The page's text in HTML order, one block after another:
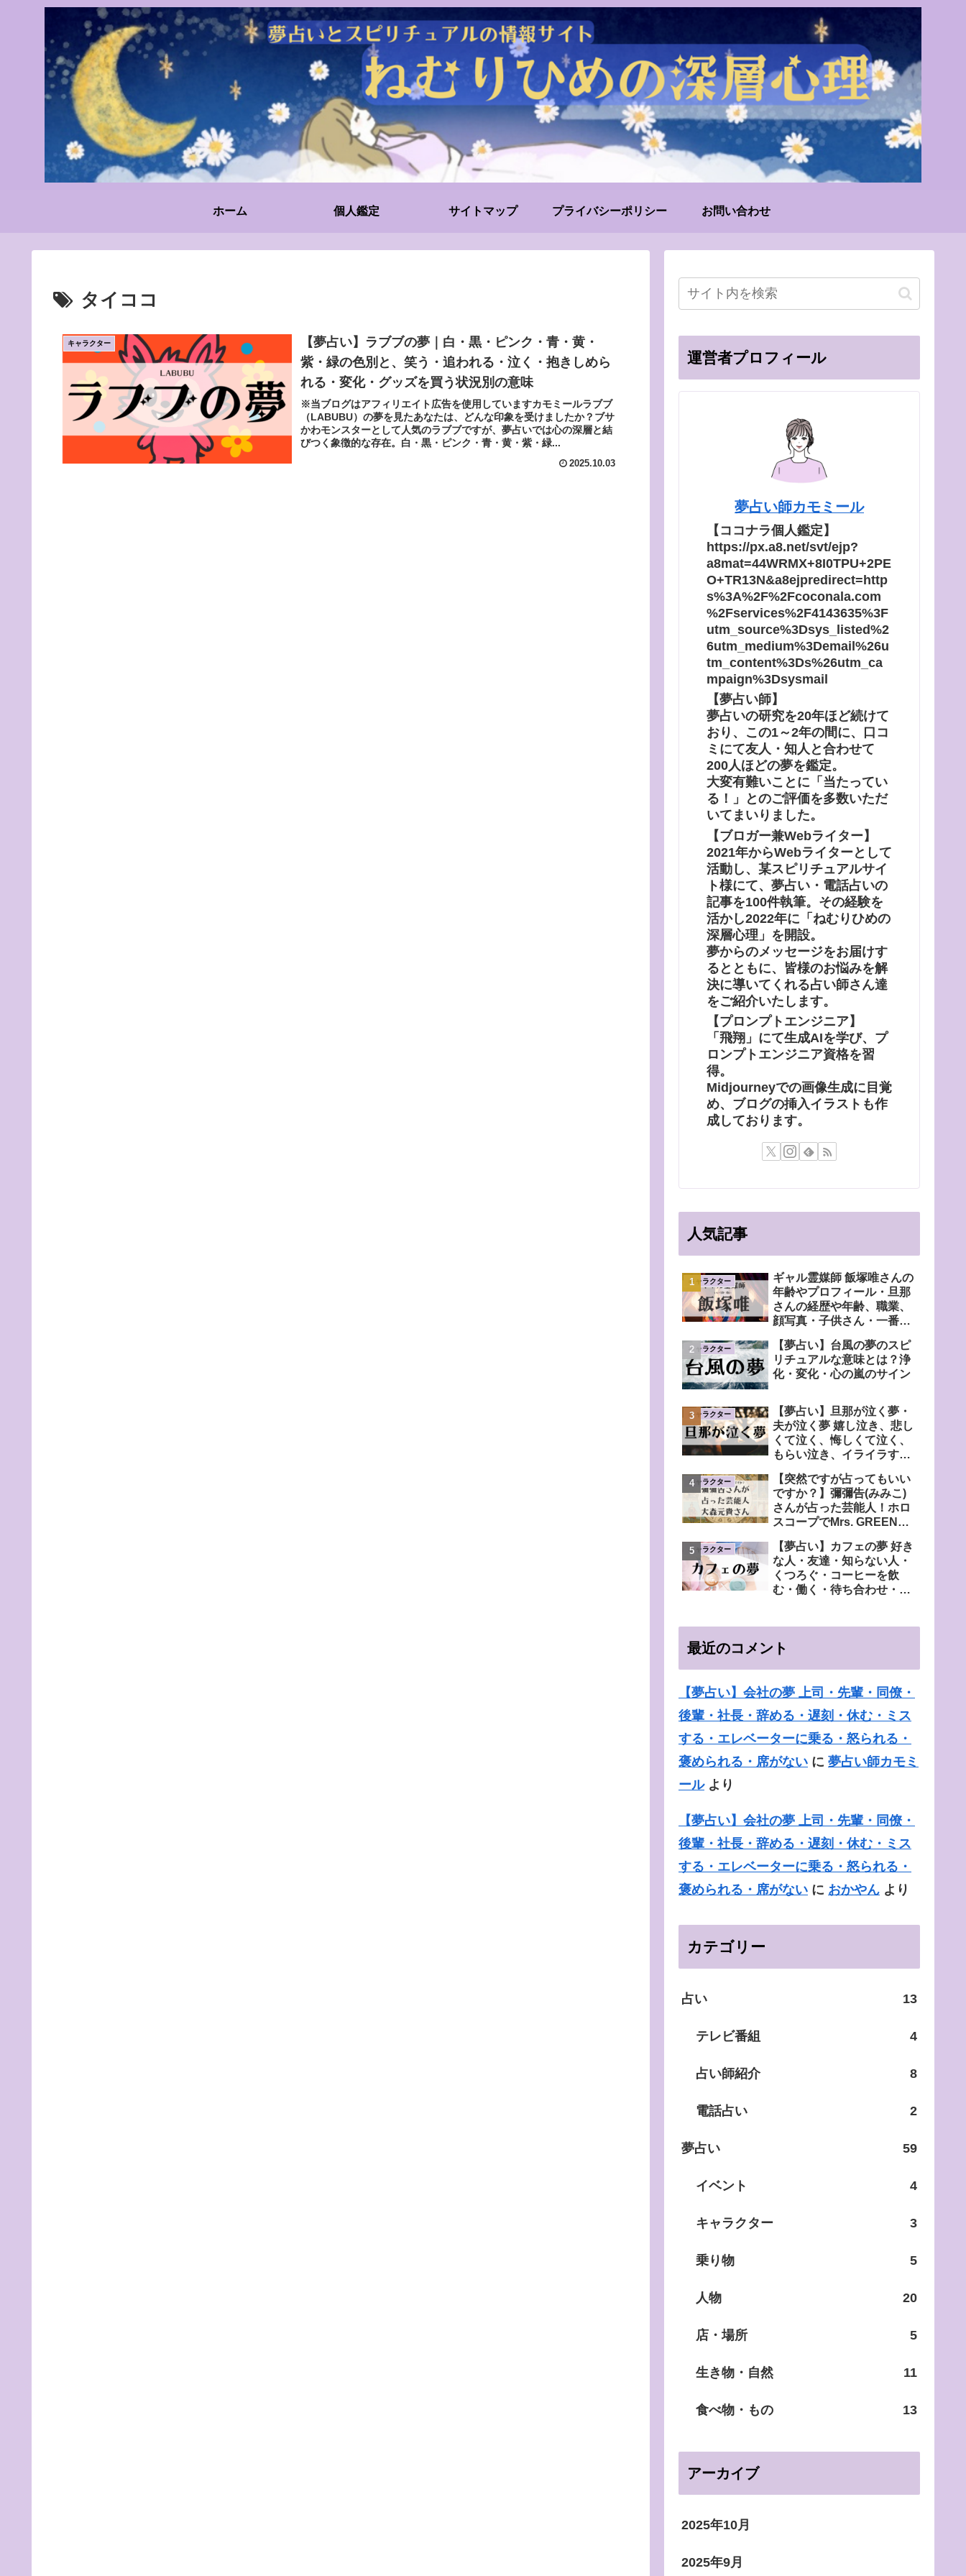
ホーム 個人鑑定 サイトマップ プライバシーポリシー お問い合わせ
タイココ
キャラクター
【夢占い】ラブブの夢｜白・黒・ピンク・青・黄・
紫・緑の色別と、笑う・追われる・泣く・抱きしめら
れる・変化・グッズを買う状況別の意味
※当ブログはアフィリエイト広告を使用していますカモミールラブブ
（LABUBU）の夢を見たあなたは、どんな印象を受けましたか？ブサ
かわモンスターとして人気のラブブですが、夢占いでは心の深層と結
びつく象徴的な存在。白・黒・ピンク・青・黄・紫・緑...
2025.10.03
運営者プロフィール
夢占い師カモミール
【ココナラ個人鑑定】
https://px.a8.net/svt/ejp?
a8mat=44WRMX+8I0TPU+2PE
O+TR13N&a8ejpredirect=http
s%3A%2F%2Fcoconala.com
%2Fservices%2F4143635%3F
utm_source%3Dsys_listed%2
6utm_medium%3Demail%26u
tm_content%3Ds%26utm_ca
mpaign%3Dsysmail
【夢占い師】
夢占いの研究を20年ほど続けて
おり、この1～2年の間に、口コ
ミにて友人・知人と合わせて
200人ほどの夢を鑑定。
大変有難いことに「当たってい
る！」とのご評価を多数いただ
いてまいりました。
【ブロガー兼Webライター】
2021年からWebライターとして
活動し、某スピリチュアルサイ
ト様にて、夢占い・電話占いの
記事を100件執筆。その経験を
活かし2022年に「ねむりひめの
深層心理」を開設。
夢からのメッセージをお届けす
るとともに、皆様のお悩みを解
決に導いてくれる占い師さん達
をご紹介いたします。
【プロンプトエンジニア】
「飛翔」にて生成AIを学び、プ
ロンプトエンジニア資格を習
得。
Midjourneyでの画像生成に目覚
め、ブログの挿入イラストも作
成しております。
人気記事
キャラクター
ギャル霊媒師 飯塚唯さんの
年齢やプロフィール・旦那
さんの経歴や年齢、職業、
顔写真・子供さん・一番弟
査！
キャラクター
【夢占い】台風の夢のスピ
リチュアルな意味とは？浄
化・変化・心の嵐のサイン
キャラクター
【夢占い】旦那が泣く夢・
夫が泣く夢 嬉し泣き、悲し
くて泣く、悔しくて泣く、
もらい泣き、イライラす
など
キャラクター
【突然ですが占ってもいい
ですか？】彌彌告(みみこ)
さんが占った芸能人！ホロ
スコープでMrs. GREEN
命鑑定
キャラクター
【夢占い】カフェの夢 好き
な人・友達・知らない人・
くつろぐ・コーヒーを飲
む・働く・待ち合わせ・賑
最近のコメント
【夢占い】会社の夢 上司・先輩・同僚・
後輩・社長・辞める・遅刻・休む・ミス
する・エレベーターに乗る・怒られる・
褒められる・席がない に 夢占い師カモミ
ールより
【夢占い】会社の夢 上司・先輩・同僚・
後輩・社長・辞める・遅刻・休む・ミス
する・エレベーターに乗る・怒られる・
褒められる・席がない に おかやん より
カテゴリー
占い 13
テレビ番組 4
占い師紹介 8
電話占い 2
夢占い 59
イベント 4
キャラクター 3
乗り物 5
人物 20
店・場所 5
生き物・自然 11
食べ物・もの 13
アーカイブ
2025年10月
2025年9月